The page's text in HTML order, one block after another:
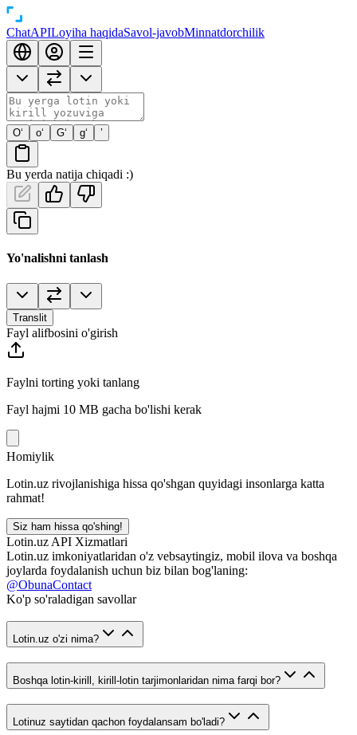
ChatAPILoyiha haqidaSavol-javobMinnatdorchilik
O‘ o‘ G‘ g‘ ’
Bu yerda natija chiqadi :)
Yo'nalishni tanlash
Translit
Fayl alifbosini o'girish
Faylni torting yoki tanlang
Fayl hajmi 10 MB gacha bo'lishi kerak
Homiylik
Lotin.uz rivojlanishiga hissa qo'shgan quyidagi insonlarga katta
rahmat!
Siz ham hissa qo'shing!
Lotin.uz API Xizmatlari
Lotin.uz imkoniyatlaridan o'z vebsaytingiz, mobil ilova va boshqa
joylarda foydalanish uchun biz bilan bog'laning:
@ObunaContact
Ko'p so'raladigan savollar
Lotin.uz o'zi nima?
Boshqa lotin-kirill, kirill-lotin tarjimonlaridan nima farqi bor?
Lotinuz saytidan qachon foydalansam bo'ladi?